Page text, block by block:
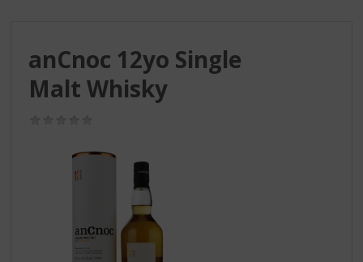
anCnoc 12yo Single
Malt Whisky